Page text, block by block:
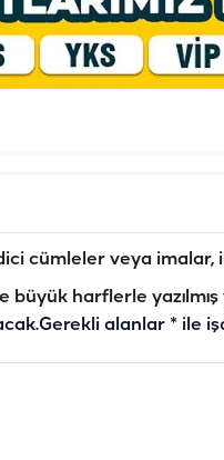
cümleler veya imalar,
büyük harflerle
Gerekli alanlar * ile